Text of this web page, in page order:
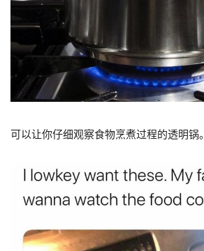
可以让你仔细观察食物烹煮过程的透明锅。